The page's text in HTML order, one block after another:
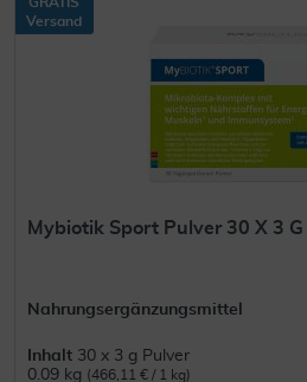
Versand
Mybiotik Sport Pulver 30 X 3 G
Nahrungsergänzungsmittel
Inhalt 30 x 3 g Pulver
0.09 kg (466,11 € / 1 kg)